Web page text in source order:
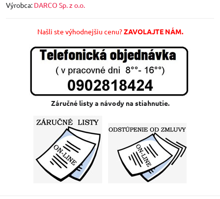
Výrobca: DARCO Sp. z o.o.
Našli ste výhodnejšiu cenu?ZAVOLAJTE NÁM.
Záručné listy a návody na stiahnutie.